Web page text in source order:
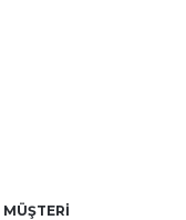
MÜŞTERİ